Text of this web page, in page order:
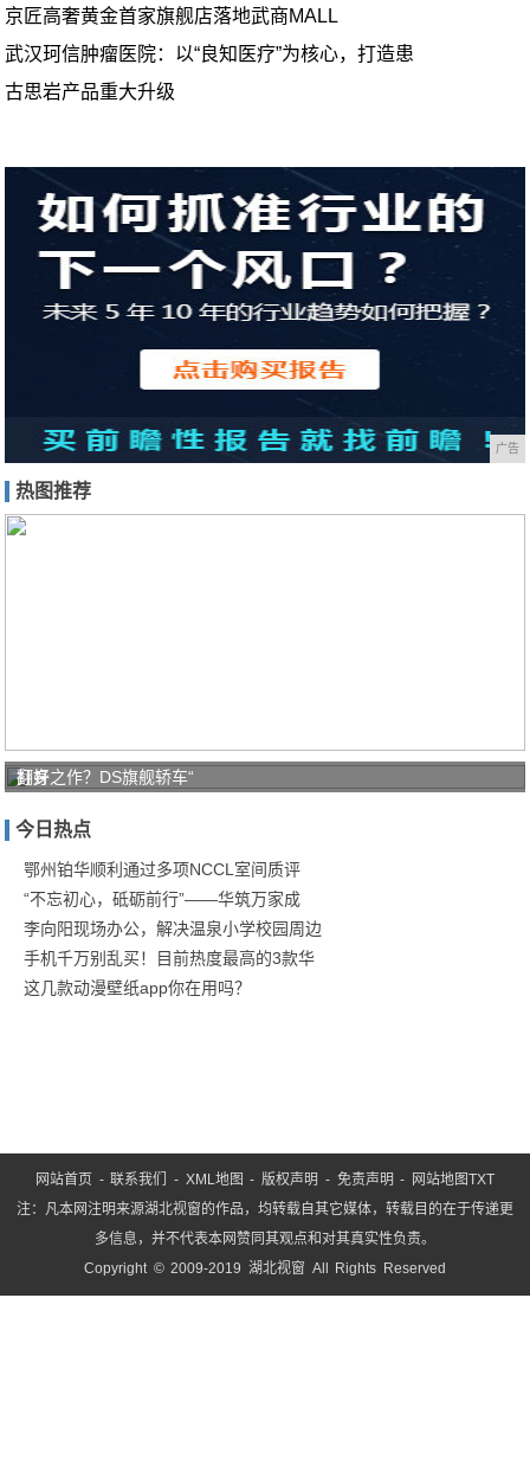
京匠高奢黄金首家旗舰店落地武商MALL
武汉珂信肿瘤医院：以“良知医疗”为核心，打造患
古思岩产品重大升级
广告
热图推荐
打好
防疫
保卫
战！
商汤
翻身之作？DS旗舰轿车“
今日热点
鄂州铂华顺利通过多项NCCL室间质评
“不忘初心，砥砺前行”——华筑万家成
李向阳现场办公，解决温泉小学校园周边
手机千万别乱买！目前热度最高的3款华
这几款动漫壁纸app你在用吗？
网站首页 -联系我们 - XML地图 -版权声明 - 免责声明 - 网站地图TXT
注：凡本网注明来源湖北视窗的作品，均转载自其它媒体，转载目的在于传递更
多信息，并不代表本网赞同其观点和对其真实性负责。
Copyright © 2009-2019 湖北视窗 All Rights Reserved